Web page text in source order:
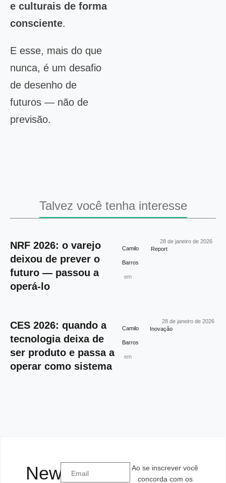
e culturais de forma
consciente.
E esse, mais do que
nunca, é um desafio
de desenho de
futuros — não de
previsão.
Talvez você tenha interesse
NRF 2026: o varejo
deixou de prever o
futuro — passou a
operá-lo
Camilo
Barros
em
Report
28 de janeiro de 2026
CES 2026: quando a
tecnologia deixa de
ser produto e passa a
operar como sistema
Camilo
Barros
em
Inovação
28 de janeiro de 2026
Newsletter
Ao se inscrever você
concorda com os